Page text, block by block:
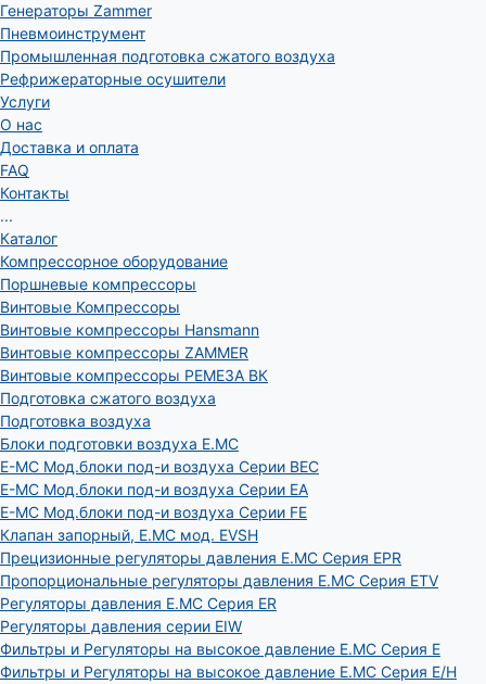
Генераторы Zammer
Пневмоинструмент
Промышленная подготовка сжатого воздуха
Рефрижераторные осушители
Услуги
О нас
Доставка и оплата
FAQ
Контакты
...
Каталог
Компрессорное оборудование
Поршневые компрессоры
Винтовые Компрессоры
Винтовые компрессоры Hansmann
Винтовые компрессоры ZAMMER
Винтовые компрессоры РЕМЕЗА ВК
Подготовка сжатого воздуха
Подготовка воздуха
Блоки подготовки воздуха E.MC
E-MC Мод.блоки под-и воздуха Серии BEC
E-MC Мод.блоки под-и воздуха Серии EA
E-MC Мод.блоки под-и воздуха Серии FE
Клапан запорный, E.MC мод. EVSH
Прецизионные регуляторы давления E.MC Серия EPR
Пропорциональные регуляторы давления E.MC Серия ETV
Регуляторы давления E.MC Серия ER
Регуляторы давления серии EIW
Фильтры и Регуляторы на высокое давление E.MC Серия E
Фильтры и Регуляторы на высокое давление E.MC Серия E/H